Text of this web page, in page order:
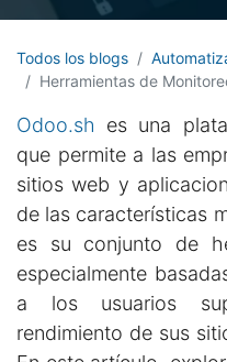
Todos los blogs
Herramientas de
Odoo.sh es una
que permite a las
sitios web y
de las características
es su conjunto de
especialmente
a los usuarios
rendimiento de sus